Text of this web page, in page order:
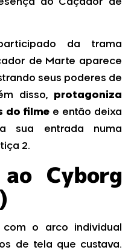
da trama
de Marte aparece
seus poderes de
disso, protagoniza
do filme e então deixa
sua entrada numa
2.
Cyborg
o arco individual
de tela que custava.